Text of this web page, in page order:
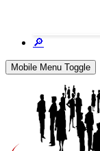
🔎
Mobile Menu Toggle